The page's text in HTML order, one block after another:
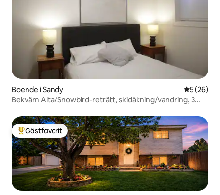
Boende i Sandy 5 av 5 i
5 (26)
Bekväm Alta/Snowbird-reträtt, skidåkning/vandring, 3
Populär gästfavorit
Gästfavorit